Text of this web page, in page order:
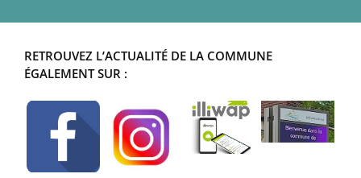
RETROUVEZ L’ACTUALITÉ DE LA COMMUNE
ÉGALEMENT SUR :